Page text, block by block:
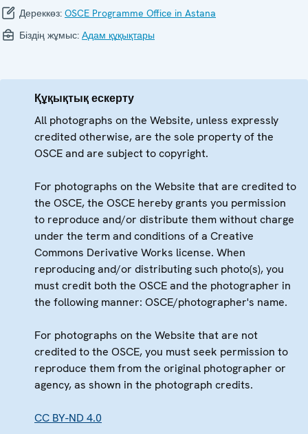
Дереккөз: OSCE Programme Office in Astana
Біздің жұмыс: Адам құқықтары
Құқықтық ескерту
All photographs on the Website, unless expressly
credited otherwise, are the sole property of the
OSCE and are subject to copyright.
For photographs on the Website that are credited to
the OSCE, the OSCE hereby grants you permission
to reproduce and/or distribute them without charge
under the term and conditions of a Creative
Commons Derivative Works license. When
reproducing and/or distributing such photo(s), you
must credit both the OSCE and the photographer in
the following manner: OSCE/photographer's name.
For photographs on the Website that are not
credited to the OSCE, you must seek permission to
reproduce them from the original photographer or
agency, as shown in the photograph credits.
CC BY-ND 4.0